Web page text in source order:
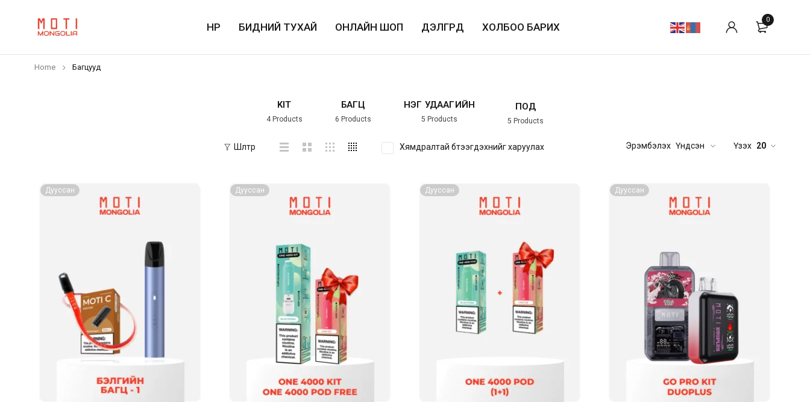
НҮҮР БИДНИЙ ТУХАЙ ОНЛАЙН ШОП ДЭЛГҮҮРҮҮД ХОЛБОО БАРИХ
0
Home Багцууд
KIT
4 Products
БАГЦ
6 Products
НЭГ УДААГИЙН
5 Products
ПОД
5 Products
Шүүлтүүр Эрэмбэлэх Үндсэн
Хямдралтай бүтээгдэхүүнийг харуулах Үзэх 20
Дууссан Дууссан Дууссан Дууссан